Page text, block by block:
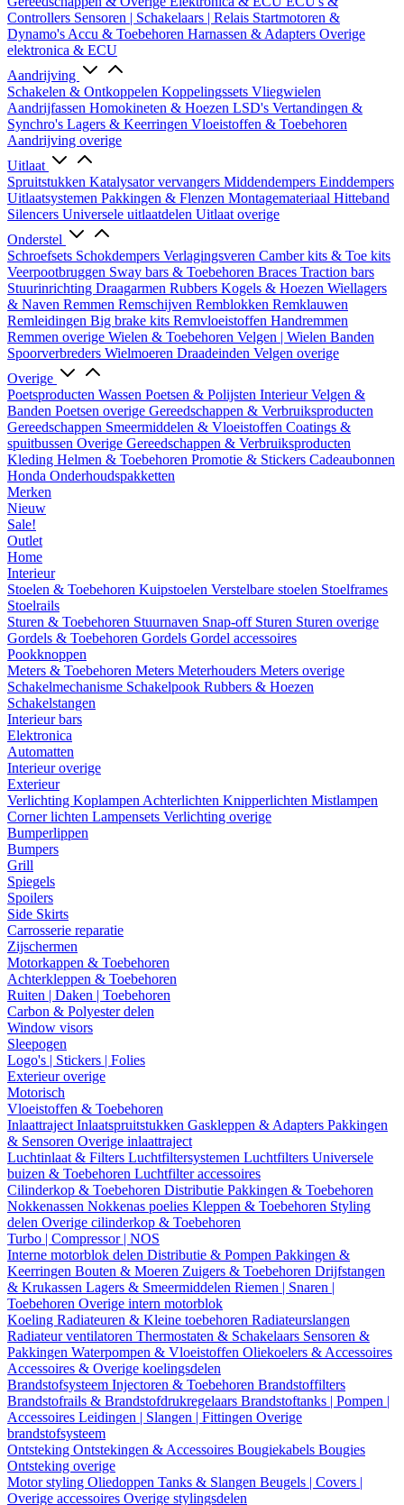
Controllers Sensoren | Schakelaars | Relais Startmotoren &
Dynamo's Accu & Toebehoren Harnassen & Adapters Overige
elektronica & ECU
Aandrijving
Schakelen & Ontkoppelen Koppelingssets Vliegwielen
Aandrijfassen Homokineten & Hoezen LSD's Vertandingen &
Synchro's Lagers & Keerringen Vloeistoffen & Toebehoren
Aandrijving overige
Uitlaat
Spruitstukken Katalysator vervangers Middendempers Einddempers
Uitlaatsystemen Pakkingen & Flenzen Montagemateriaal Hitteband
Silencers Universele uitlaatdelen Uitlaat overige
Onderstel
Schroefsets Schokdempers Verlagingsveren Camber kits & Toe kits
Veerpootbruggen Sway bars & Toebehoren Braces Traction bars
Stuurinrichting Draagarmen Rubbers Kogels & Hoezen Wiellagers
& Naven Remmen Remschijven Remblokken Remklauwen
Remleidingen Big brake kits Remvloeistoffen Handremmen
Remmen overige Wielen & Toebehoren Velgen | Wielen Banden
Spoorverbreders Wielmoeren Draadeinden Velgen overige
Overige
Poetsproducten Wassen Poetsen & Polijsten InterieurVelgen &
Banden Poetsen overige Gereedschappen & Verbruiksproducten
Gereedschappen Smeermiddelen & Vloeistoffen Coatings &
spuitbussen Overige Gereedschappen & Verbruiksproducten
Kleding Helmen & Toebehoren Promotie & Stickers Cadeaubonnen
Honda Onderhoudspakketten
Merken
Nieuw
Sale!
Outlet
Home
Interieur
Stoelen & Toebehoren Kuipstoelen Verstelbare stoelen Stoelframes
Stoelrails
Sturen & Toebehoren Stuurnaven Snap-off Sturen Sturen overige
Gordels & Toebehoren Gordels Gordel accessoires
Pookknoppen
Meters & Toebehoren Meters Meterhouders Meters overige
Schakelmechanisme Schakelpook Rubbers & Hoezen
Schakelstangen
Interieur bars
Elektronica
Automatten
Interieur overige
Exterieur
Verlichting Koplampen Achterlichten Knipperlichten Mistlampen
Corner lichten Lampensets Verlichting overige
Bumperlippen
Bumpers
Grill
Spiegels
Spoilers
Side Skirts
Carrosserie reparatie
Zijschermen
Motorkappen & Toebehoren
Achterkleppen & Toebehoren
Ruiten | Daken | Toebehoren
Carbon & Polyester delen
Window visors
Sleepogen
Logo's | Stickers | Folies
Exterieur overige
Motorisch
Vloeistoffen & Toebehoren
Inlaattraject Inlaatspruitstukken Gaskleppen & Adapters Pakkingen
& Sensoren Overige inlaattraject
Luchtinlaat & Filters Luchtfiltersystemen Luchtfilters Universele
buizen & Toebehoren Luchtfilter accessoires
Cilinderkop & Toebehoren Distributie Pakkingen & Toebehoren
Nokkenassen Nokkenas poelies Kleppen & Toebehoren Styling
delen Overige cilinderkop & Toebehoren
Turbo | Compressor | NOS
Interne motorblok delen Distributie & Pompen Pakkingen &
Keerringen Bouten & Moeren Zuigers & Toebehoren Drijfstangen
& Krukassen Lagers & Smeermiddelen Riemen | Snaren |
Toebehoren Overige intern motorblok
Koeling Radiateuren & Kleine toebehoren Radiateurslangen
Radiateur ventilatoren Thermostaten & Schakelaars Sensoren &
Pakkingen Waterpompen & Vloeistoffen Oliekoelers & Accessoires
Accessoires & Overige koelingsdelen
Brandstofsysteem Injectoren & Toebehoren Brandstoffilters
Brandstofrails & Brandstofdrukregelaars Brandstoftanks | Pompen |
Accessoires Leidingen | Slangen | Fittingen Overige
brandstofsysteem
Ontsteking Ontstekingen & Accessoires Bougiekabels Bougies
Ontsteking overige
Motor styling Oliedoppen Tanks & Slangen Beugels | Covers |
Overige accessoires Overige stylingsdelen